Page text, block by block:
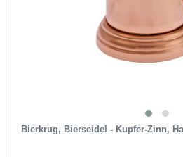
Bierkrug, Bierseidel - Kupfer-Zinn,